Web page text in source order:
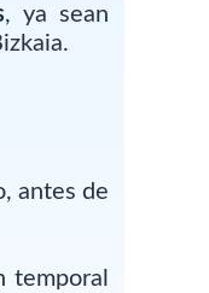
, ya sean
antes de
temporal